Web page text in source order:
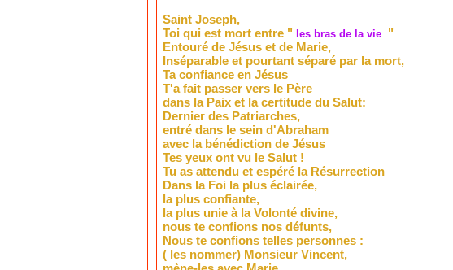
Saint Joseph,
Toi qui est mort entre " les bras de la vie "
Entouré de Jésus et de Marie,
Inséparable et pourtant séparé par la mort,
Ta confiance en Jésus
T'a fait passer vers le Père
dans la Paix et la certitude du Salut:
Dernier des Patriarches,
entré dans le sein d'Abraham
avec la bénédiction de Jésus
Tes yeux ont vu le Salut !
Tu as attendu et espéré la Résurrection
Dans la Foi la plus éclairée,
la plus confiante,
la plus unie à la Volonté divine,
nous te confions nos défunts,
Nous te confions telles personnes :
( les nommer) Monsieur Vincent,